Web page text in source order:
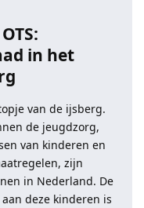
in het
van de ijsberg.
de jeugdzorg,
van kinderen en
zijn
in Nederland. De
deze kinderen is